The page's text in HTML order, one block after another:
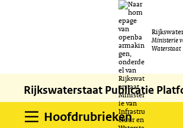
naar
de
inhoud
Ministerie
Waterstaat
Rijkswaterstaat Publicatie
Hoofdrubrieken